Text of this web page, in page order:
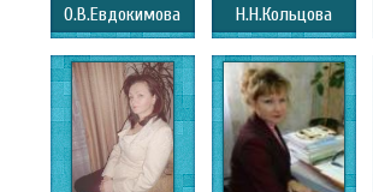
О.В.Евдокимова Н.Н.Кольцова